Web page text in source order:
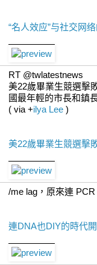
“名人效应”与社交网
RT @twlatestnews
美22歲畢業生競選擊
國最年輕的市長和鎮
( via +ilya Lee )
美22歲畢業生競選擊
/me lag，原來連
連DNA也DIY的時代